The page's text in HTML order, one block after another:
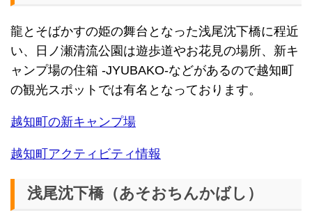
龍とそばかすの姫の舞台となった浅尾沈下橋に程近
い、日ノ瀬清流公園は遊歩道やお花見の場所、新キ
ャンプ場の住箱 -JYUBAKO-などがあるので越知町
の観光スポットでは有名となっております。
越知町の新キャンプ場
越知町アクティビティ情報
浅尾沈下橋（あそおちんかばし）